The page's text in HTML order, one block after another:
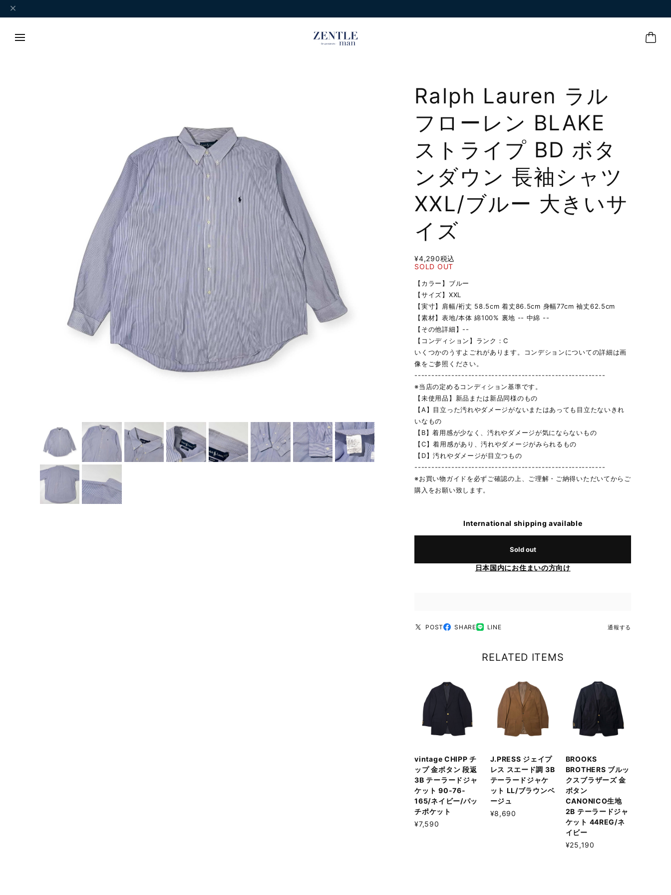
Ralph Lauren ラル
フローレン BLAKE
ストライプ BD ボタ
ンダウン 長袖シャツ
XXL/ブルー 大きいサ
イズ
¥4,290税込
SOLD OUT
【カラー】ブルー
【サイズ】XXL
【実寸】肩幅/裄丈 58.5cm 着丈86.5cm 身幅77cm 袖丈62.5cm
【素材】表地/本体 綿100% 裏地 -- 中綿 --
【その他詳細】--
【コンディション】ランク：C
いくつかのうすよごれがあります。コンデションについての詳細は画
像をご参照ください。
---------------------------------------------------------
※当店の定めるコンディション基準です。
【未使用品】新品または新品同様のもの
【A】目立った汚れやダメージがないまたはあっても目立たないきれ
いなもの
【B】着用感が少なく、汚れやダメージが気にならないもの
【C】着用感があり、汚れやダメージがみられるもの
【D】汚れやダメージが目立つもの
---------------------------------------------------------
※お買い物ガイドを必ずご確認の上、ご理解・ご納得いただいてからご
購入をお願い致します。
International shipping available
Sold out
日本国内にお住まいの方向け
POST SHARE LINE 通報する
RELATED ITEMS
vintage CHIPP チ
ップ 金ボタン 段返
3B テーラードジャ
ケット 90-76-
165/ネイビー/パッ
チポケット
¥7,590
J.PRESS ジェイプ
レス スエード調 3B
テーラードジャケ
ット LL/ブラウンベ
ージュ
¥8,690
BROOKS
BROTHERS ブルッ
クスブラザーズ 金
ボタン
CANONICO生地
2B テーラードジャ
ケット 44REG/ネ
イビー
¥25,190